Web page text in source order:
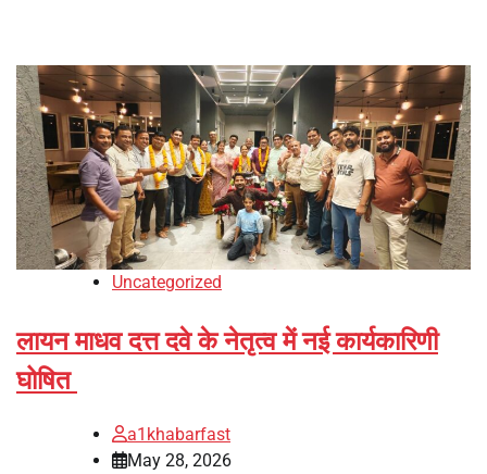
Uncategorized
लायन माधव दत्त दवे के नेतृत्व में नई कार्यकारिणी
घोषित
a1khabarfast
May 28, 2026